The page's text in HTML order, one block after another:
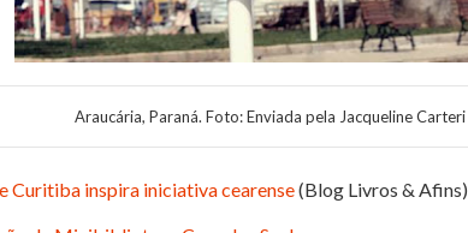
Araucária, Paraná. Foto: Enviada pela Jacqueline Carteri
Curitiba inspira iniciativa cearense(Blog Livros & Afins)